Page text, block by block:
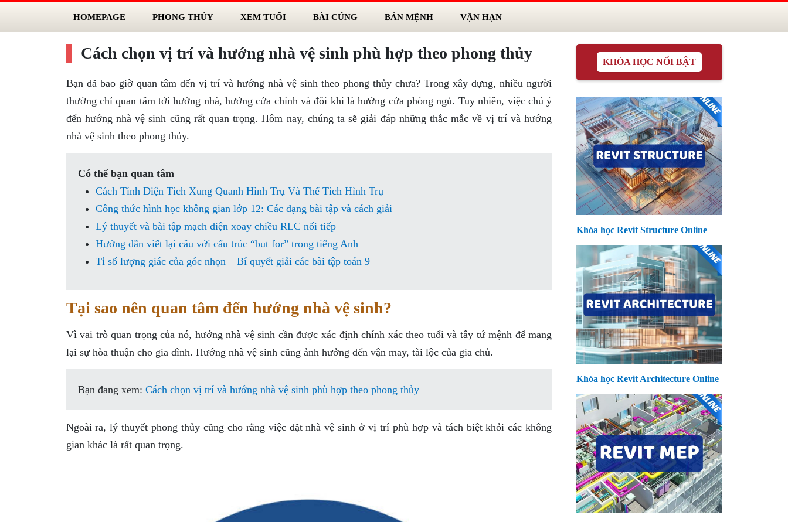
HOMEPAGE PHONG THỦY XEM TUỔI BÀI CÚNG BẢN MỆNH VẬN HẠN
Cách chọn vị trí và hướng nhà vệ sinh phù hợp theo phong thủy
Bạn đã bao giờ quan tâm đến vị trí và hướng nhà vệ sinh theo phong thủy chưa? Trong xây dựng, nhiều người
thường chỉ quan tâm tới hướng nhà, hướng cửa chính và đôi khi là hướng cửa phòng ngủ. Tuy nhiên, việc chú ý
đến hướng nhà vệ sinh cũng rất quan trọng. Hôm nay, chúng ta sẽ giải đáp những thắc mắc về vị trí và hướng
nhà vệ sinh theo phong thủy.
Có thể bạn quan tâm
Cách Tính Diện Tích Xung Quanh Hình Trụ Và Thể Tích Hình Trụ
Công thức hình học không gian lớp 12: Các dạng bài tập và cách giải
Lý thuyết và bài tập mạch điện xoay chiều RLC nối tiếp
Hướng dẫn viết lại câu với cấu trúc “but for” trong tiếng Anh
Tỉ số lượng giác của góc nhọn – Bí quyết giải các bài tập toán 9
Tại sao nên quan tâm đến hướng nhà vệ sinh?
Vì vai trò quan trọng của nó, hướng nhà vệ sinh cần được xác định chính xác theo tuổi và tây tứ mệnh để mang
lại sự hòa thuận cho gia đình. Hướng nhà vệ sinh cũng ảnh hưởng đến vận may, tài lộc của gia chủ.
Bạn đang xem: Cách chọn vị trí và hướng nhà vệ sinh phù hợp theo phong thủy
Ngoài ra, lý thuyết phong thủy cũng cho rằng việc đặt nhà vệ sinh ở vị trí phù hợp và tách biệt khỏi các không
gian khác là rất quan trọng.
KHÓA HỌC NỔI BẬT
Khóa học Revit Structure Online
Khóa học Revit Architecture Online